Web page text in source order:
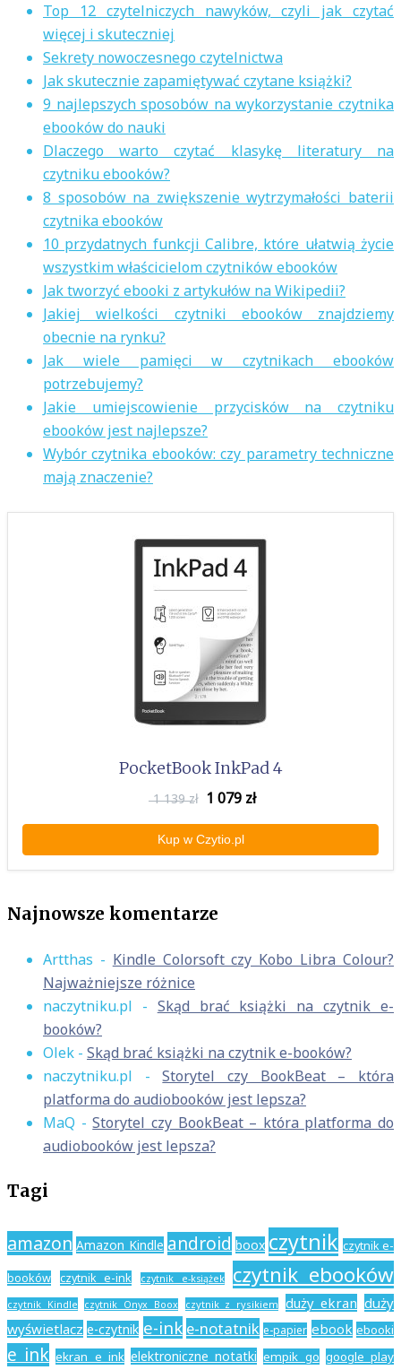
Top 12 czytelniczych nawyków, czyli jak czytać
więcej i skuteczniej
Sekrety nowoczesnego czytelnictwa
Jak skutecznie zapamiętywać czytane książki?
9 najlepszych sposobów na wykorzystanie czytnika
ebooków do nauki
Dlaczego warto czytać klasykę literatury na
czytniku ebooków?
8 sposobów na zwiększenie wytrzymałości baterii
czytnika ebooków
10 przydatnych funkcji Calibre, które ułatwią życie
wszystkim właścicielom czytników ebooków
Jak tworzyć ebooki z artykułów na Wikipedii?
Jakiej wielkości czytniki ebooków znajdziemy
obecnie na rynku?
Jak wiele pamięci w czytnikach ebooków
potrzebujemy?
Jakie umiejscowienie przycisków na czytniku
ebooków jest najlepsze?
Wybór czytnika ebooków: czy parametry techniczne
mają znaczenie?
PocketBook InkPad 4
1 139 zł 1 079zł
Kup w Czytio.pl
Najnowsze komentarze
Artthas - Kindle Colorsoft czy Kobo Libra Colour?
Najważniejsze różnice
naczytniku.pl - Skąd brać książki na czytnik e-
booków?
Olek - Skąd brać książki na czytnik e-booków?
naczytniku.pl -Storytel czy BookBeat – która
platforma do audiobooków jest lepsza?
MaQ -Storytel czy BookBeat – która platforma do
audiobooków jest lepsza?
Tagi
amazon Amazon Kindle android boox czytnik czytnik e-
booków czytnik e-ink czytnik e-książek czytnik ebooków
czytnik Kindle czytnik Onyx Boox czytnik z rysikiem duży ekran duży
wyświetlacz e-czytnik e-ink e-notatnik e-papier ebook ebooki
e ink ekran e ink elektroniczne notatki empik go google play